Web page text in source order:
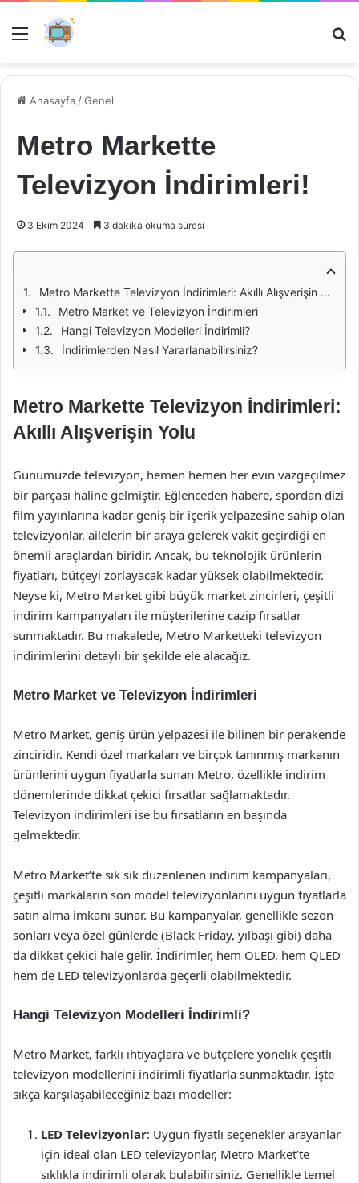
Menü
Anasayfa /Genel
Metro Markette
Televizyon İndirimleri!
3 Ekim 2024 3 dakika okuma süresi
Metro Markette Televizyon İndirimleri: Akıllı Alışverişin Yolu
Metro Market ve Televizyon İndirimleri
Hangi Televizyon Modelleri İndirimli?
İndirimlerden Nasıl Yararlanabilirsiniz?
Metro Markette Televizyon İndirimleri:
Akıllı Alışverişin Yolu
Günümüzde televizyon, hemen hemen her evin vazgeçilmez
bir parçası haline gelmiştir. Eğlenceden habere, spordan dizi
film yayınlarına kadar geniş bir içerik yelpazesine sahip olan
televizyonlar, ailelerin bir araya gelerek vakit geçirdiği en
önemli araçlardan biridir. Ancak, bu teknolojik ürünlerin
fiyatları, bütçeyi zorlayacak kadar yüksek olabilmektedir.
Neyse ki, Metro Market gibi büyük market zincirleri, çeşitli
indirim kampanyaları ile müşterilerine cazip fırsatlar
sunmaktadır. Bu makalede, Metro Marketteki televizyon
indirimlerini detaylı bir şekilde ele alacağız.
Metro Market ve Televizyon İndirimleri
Metro Market, geniş ürün yelpazesi ile bilinen bir perakende
zinciridir. Kendi özel markaları ve birçok tanınmış markanın
ürünlerini uygun fiyatlarla sunan Metro, özellikle indirim
dönemlerinde dikkat çekici fırsatlar sağlamaktadır.
Televizyon indirimleri ise bu fırsatların en başında
gelmektedir.
Metro Market’te sık sık düzenlenen indirim kampanyaları,
çeşitli markaların son model televizyonlarını uygun fiyatlarla
satın alma imkanı sunar. Bu kampanyalar, genellikle sezon
sonları veya özel günlerde (Black Friday, yılbaşı gibi) daha
da dikkat çekici hale gelir. İndirimler, hem OLED, hem QLED
hem de LED televizyonlarda geçerli olabilmektedir.
Hangi Televizyon Modelleri İndirimli?
Metro Market, farklı ihtiyaçlara ve bütçelere yönelik çeşitli
televizyon modellerini indirimli fiyatlarla sunmaktadır. İşte
sıkça karşılaşabileceğiniz bazı modeller:
LED Televizyonlar: Uygun fiyatlı seçenekler arayanlar
için ideal olan LED televizyonlar, Metro Market’te
sıklıkla indirimli olarak bulabilirsiniz. Genellikle temel